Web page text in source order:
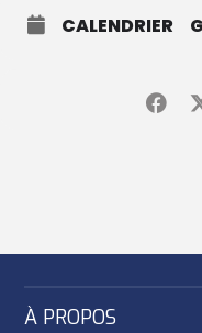
CALENDRIER
À PROPOS